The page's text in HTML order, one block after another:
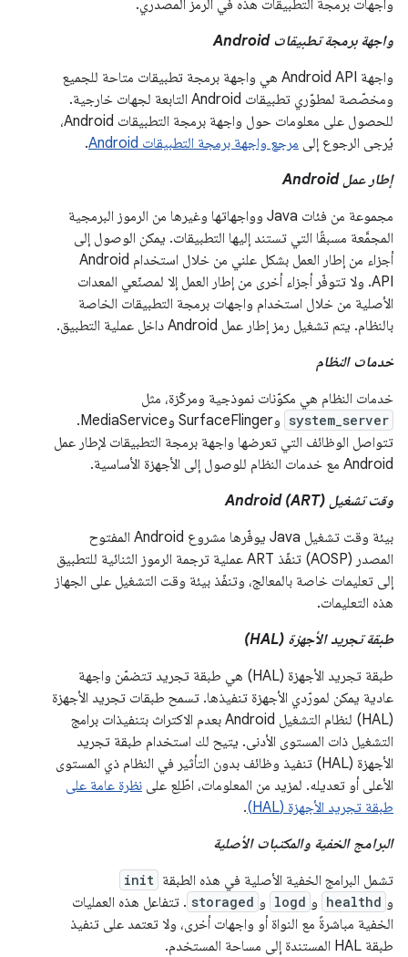
واجهات برمجة التطبيقات هذه في الرمز المصدري.
واجهة برمجة تطبيقات Android
واجهة Android API هي واجهة برمجة تطبيقات متاحة للجميع
ومخصّصة لمطوّري تطبيقات Android التابعة لجهات خارجية.
للحصول على معلومات حول واجهة برمجة التطبيقات Android،
يُرجى الرجوع إلى مرجع واجهة برمجة التطبيقات Android
.
إطار عمل Android
مجموعة من فئات Java وواجهاتها وغيرها من الرموز البرمجية
المجمَّعة مسبقًا التي تستند إليها التطبيقات. يمكن الوصول إلى
أجزاء من إطار العمل بشكل علني من خلال استخدام Android
API. ولا تتوفّر أجزاء أخرى من إطار العمل إلا لمصنّعي المعدات
الأصلية من خلال استخدام واجهات برمجة التطبيقات الخاصة
بالنظام. يتم تشغيل رمز إطار عمل Android داخل عملية التطبيق.
خدمات النظام
خدمات النظام هي مكوّنات نموذجية ومركّزة، مثل
system_server
وSurfaceFlinger وMediaService.
تتواصل الوظائف التي تعرضها واجهة برمجة التطبيقات لإطار عمل
Android مع خدمات النظام للوصول إلى الأجهزة الأساسية.
وقت تشغيل Android (ART)
بيئة وقت تشغيل Java يوفّرها مشروع Android المفتوح
المصدر (AOSP) تنفّذ ART عملية ترجمة الرموز الثنائية للتطبيق
إلى تعليمات خاصة بالمعالج، وتنفّذ بيئة وقت التشغيل على الجهاز
هذه التعليمات.
طبقة تجريد الأجهزة (HAL)
طبقة تجريد الأجهزة (HAL) هي طبقة تجريد تتضمّن واجهة
عادية يمكن لمورّدي الأجهزة تنفيذها. تسمح طبقات تجريد الأجهزة
(HAL) لنظام التشغيل Android بعدم الاكتراث بتنفيذات برامج
التشغيل ذات المستوى الأدنى. يتيح لك استخدام طبقة تجريد
الأجهزة (HAL) تنفيذ وظائف بدون التأثير في النظام ذي المستوى
الأعلى أو تعديله. لمزيد من المعلومات، اطّلِع على نظرة عامة على
طبقة تجريد الأجهزة (HAL)
.
البرامج الخفية والمكتبات الأصلية
تشمل البرامج الخفية الأصلية في هذه الطبقة init
و healthd و logd و storaged . تتفاعل هذه العمليات
الخفية مباشرةً مع النواة أو واجهات أخرى، ولا تعتمد على تنفيذ
طبقة HAL المستندة إلى مساحة المستخدم.